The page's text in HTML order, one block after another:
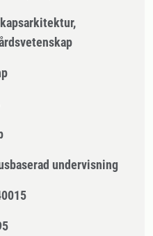
undervisning